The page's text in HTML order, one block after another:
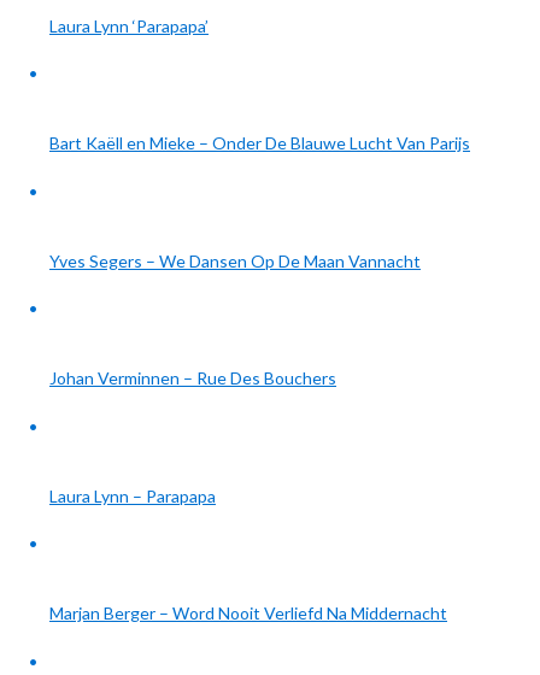
Laura Lynn ‘Parapapa’
Bart Kaëll en Mieke – Onder De Blauwe Lucht Van Parijs
Yves Segers – We Dansen Op De Maan Vannacht
Johan Verminnen – Rue Des Bouchers
Laura Lynn – Parapapa
Marjan Berger – Word Nooit Verliefd Na Middernacht